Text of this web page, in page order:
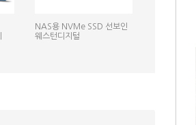
NAS용 NVMe SSD 선보인
웨스턴디지털